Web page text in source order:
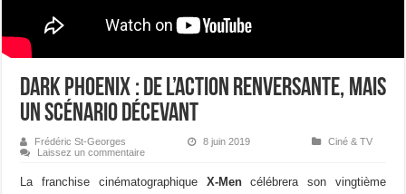
Dark Phoenix : de l’action renversante, mais
un scénario décevant
Frédéric St-Georges 8 juin 2019
Ciné & TV
Laissez un commentaire
La franchise cinématographique X-Mencélébrera son vingtième